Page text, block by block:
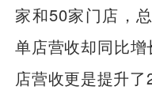
家和50家门店，
单店营收却同比
店营收更是提升了